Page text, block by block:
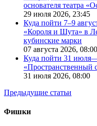
основателя театра
29 июля 2026, 23:45
Куда пойти 7–9
«Короля и Шута» в
кубинские марки
07 августа 2026, 08:00
Куда пойти 31
«Пространственный
31 июля 2026, 08:00
Предыдущие статьи
Фишки